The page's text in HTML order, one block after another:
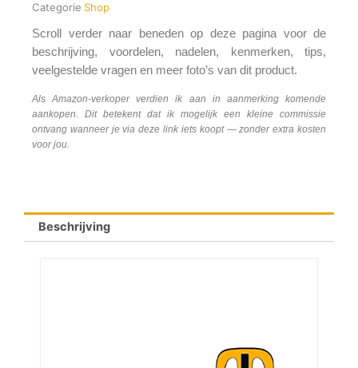
Categorie Shop
Scroll verder naar beneden op deze pagina voor de
beschrijving, voordelen, nadelen, kenmerken, tips,
veelgestelde vragen en meer foto’s van dit product.
Als Amazon-verkoper verdien ik aan in aanmerking komende
aankopen. Dit betekent dat ik mogelijk een kleine commissie
ontvang wanneer je via deze link iets koopt — zonder extra kosten
voor jou.
Beschrijving